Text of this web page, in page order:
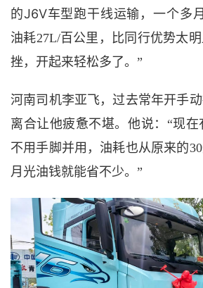
的J6V车型跑干线运输，一个多
油耗27L/百公里，比同行优势太
挫，开起来轻松多了。 ”
河南司机李亚飞，过去常年开手
离合让他疲惫不堪。他说： “现在
不用手脚并用，油耗也从原来的
月光油钱就能省不少。”